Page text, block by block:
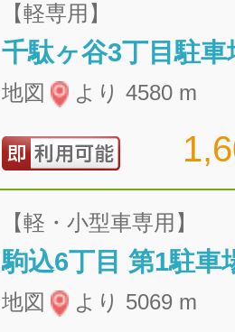
【軽専用】
千駄ヶ谷3丁目駐車
地図 より 4580 m
【軽・小型車専用】
駒込6丁目 第1駐車
地図 より 5069 m